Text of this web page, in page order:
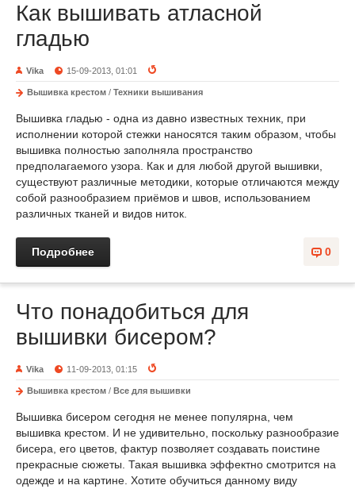
Как вышивать атласной
гладью
Vika 15-09-2013, 01:01
Вышивка крестом / Техники вышивания
Вышивка гладью - одна из давно известных техник, при
исполнении которой стежки наносятся таким образом, чтобы
вышивка полностью заполняла пространство
предполагаемого узора. Как и для любой другой вышивки,
существуют различные методики, которые отличаются между
собой разнообразием приёмов и швов, использованием
различных тканей и видов ниток.
0
Подробнее
Что понадобиться для
вышивки бисером?
Vika 11-09-2013, 01:15
Вышивка крестом / Все для вышивки
Вышивка бисером сегодня не менее популярна, чем
вышивка крестом. И не удивительно, поскольку разнообразие
бисера, его цветов, фактур позволяет создавать поистине
прекрасные сюжеты. Такая вышивка эффектно смотрится на
одежде и на картине. Хотите обучиться данному виду